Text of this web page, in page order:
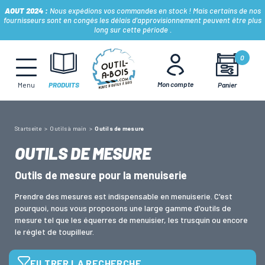
AOUT 2024 : Nous expédions vos commandes en stock ! Mais certains de nos
fournisseurs sont en congés les délais d'approvisionnement peuvent être plus
long sur cette période .
Menu PRODUITS Mon compte Panier
0
MÈCHES, FRAISES & FORETS
LAMES & DISQUES
CONSOMMABLES
OUTILS À MAIN
OUTILS DE TOUPIE
Startseite Outils à main Outils de mesure
OUTILS DE MESURE
Outils de mesure pour la menuiserie
Prendre des mesures est indispensable en menuiserie. C'est
pourquoi, nous vous proposons une large gamme d'outils de
mesure tel que les équerres de menuisier, les trusquin ou encore
le réglet de toupilleur.